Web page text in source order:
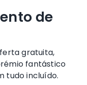
de
gratuita,
fantástico
tudo incluído.